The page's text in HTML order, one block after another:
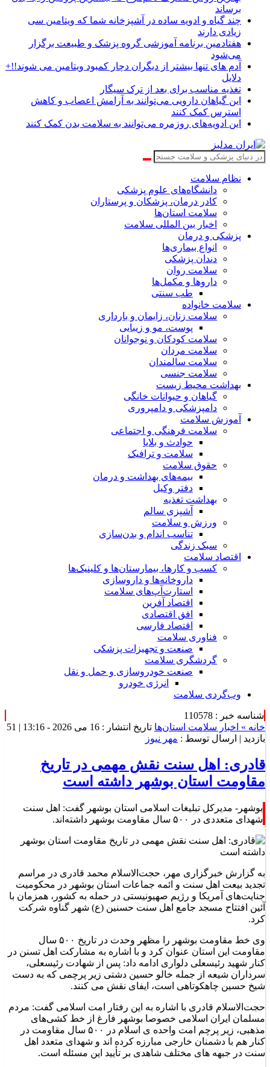
برساند
چند گیاه و ادویه ساده در آشپزخانه شما که ویتامین سی
زیادی دارند
هفتادمین برنامه آموزشی گروه پزشک و طبیعت برگزار
می‌شود
آدم های تنها بیشتر از دیگران دچار کمبود ویتامین می شوند!!+
دلایل
تغذیه مناسب برای بعد از ترک سیگار
این گیاهان دارویی می‌توانند به آرامش اعصاب و کاهش
استرس کمک کنند
این ادویه‌های روزمره می‌توانند به سلامت بدن کمک کنند
نظام سلامت
دانشگاه‌های علوم پزشکی
کادر درمان، پزشکان و پرستاران
سلامت استان‌ها
اخبار بین المللی سلامت
پزشکی و درمان
انواع بیماری‌ها
دندان پزشکی
سلامت روان
داروها و مکمل‌ها
طب سنتی
سلامت خانواده
سلامت زنان، زایمان و بارداری
پوست، مو و زیبایی
سلامت کودکان و نوجوانان
سلامت مردان
سلامت سالمندان
سلامت جنسی
بهداشت محیط زیست
گیاهان و حیوانات خانگی
دامپزشکی و دامپروری
آموزش سلامت
سلامت فرهنگی و اجتماعی
حوادث و بلایا
سلامت و ترافیک
حقوق سلامت
بیمه‌های بهداشت و درمان
دفتر وکیل
بهداشت تغذیه
آشپزی سالم
ورزش و سلامت
تناسب اندام و بدن‌سازی
سبک زندگی
اقتصاد سلامت
کسب و کارها، بیمارستان‌ها و کلینیک‌ها
داروخانه‌ها و داروسازی
استارت‌آپ‌های سلامت
اقتصاد آفرین
افق اقتصادی
اقتصاد فارسی
فناوری سلامت
صنعت و تجهیزات پزشکی
گردشگری سلامت
صنعت خودروسازی و حمل و نقل
انرژی خودرو
وب‌گردی سلامت
شناسه خبر : 110578
خانه » اخبار سلامت استان‌ها تاریخ انتشار : 16 می 2026 - 13:16 |
51
بازدید | ارسال توسط : مهر نیوز
قادری: اهل سنت نقش مهمی در تاریخ
مقاومت استان بوشهر داشته‌ است
بوشهر- مدیرکل تبلیغات اسلامی استان بوشهر گفت: اهل سنت
شهدای متعددی در ۵۰۰ سال مقاومت بوشهر داشته‌اند.
به گزارش خبرگزاری مهر، حجت‌الاسلام محمد قادری در مراسم
تجدید بیعت اهل سنت و ائمه جماعات استان بوشهر در محکومیت
جنایت‌های آمریکا و رژیم صهیونیستی در حمله به کشور، همزمان با
آئین افتتاح مسجد جامع اهل سنت حسنین (ع) شهر گناوه شرکت
کرد.
وی خط مقاومت بوشهر را مظهر وحدت در تاریخ ۵۰۰ سال
مقاومت این استان عنوان کرد و با اشاره به مشارکت اهل تسنن در
کنار شهید رئیسعلی دلواری ادامه داد: پس از شهادت رئیسعلی،
سرداران شیعه از جمله خالو حسین دشتی زیر پرچمی که به دست
شیخ حسین چاهکوتاهی است، ایفای نقش می کنند.
حجت‌الاسلام قادری با اشاره به این رفتار امت اسلامی گفت: مردم
مسلمان ایران اسلامی خصوصا بوشهر فارغ از خط کشی‌های
مذهبی، زیر پرچم امت واحده ی اسلام در ۵۰۰ سال مقاومت در
کنار هم با دشمنان خارجی مبارزه کرده اند و شهدای متعدد اهل
سنت در جبهه های مختلف شاهدی بر تأیید این مسئله است.